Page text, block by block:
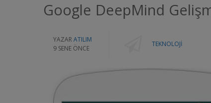
Google DeepMind
YAZAR ATILIM
9 SENE ÖNCE
TEKNOLOJI